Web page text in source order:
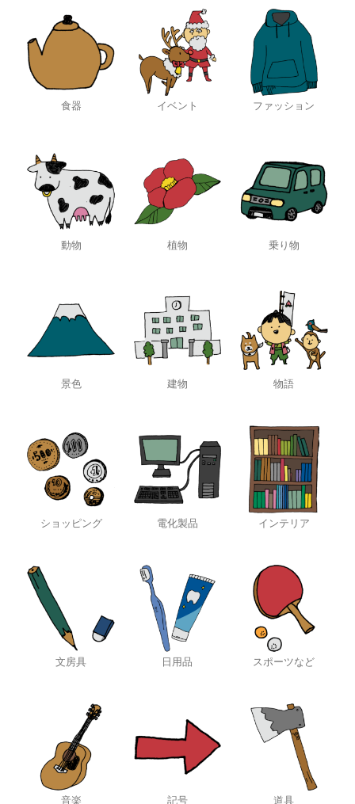
食器 イベント ファッション
動物 植物 乗り物
景色 建物 物語
ショッピング 電化製品 インテリア
文房具 日用品 スポーツなど
音楽 記号 道具